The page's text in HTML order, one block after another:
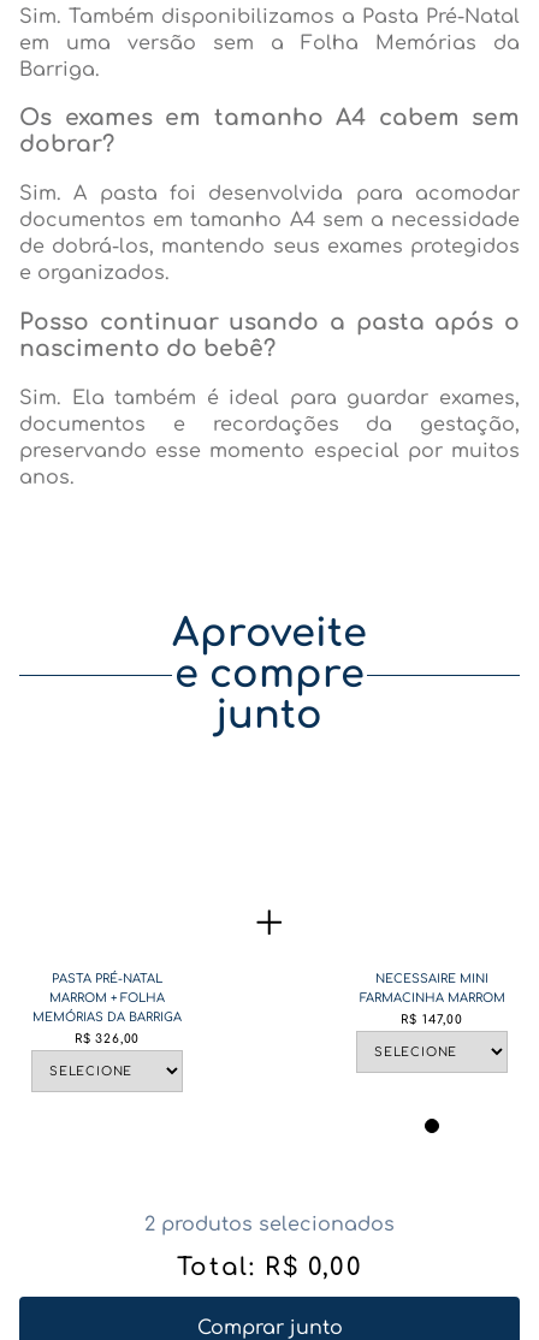
Sim. Também disponibilizamos a Pasta Pré-Natal
em uma versão sem a Folha Memórias da
Barriga.
Os exames em tamanho A4 cabem sem
dobrar?
Sim. A pasta foi desenvolvida para acomodar
documentos em tamanho A4 sem a necessidade
de dobrá-los, mantendo seus exames protegidos
e organizados.
Posso continuar usando a pasta após o
nascimento do bebê?
Sim. Ela também é ideal para guardar exames,
documentos e recordações da gestação,
preservando esse momento especial por muitos
anos.
Aproveite
e compre
junto
PASTA PRÉ-NATAL
MARROM + FOLHA
MEMÓRIAS DA BARRIGA
R$ 326 00
NECESSAIRE MINI
FARMACINHA MARROM
R$ 147,00
2 produtos selecionados
Total: R$ 0,00
Comprar junto